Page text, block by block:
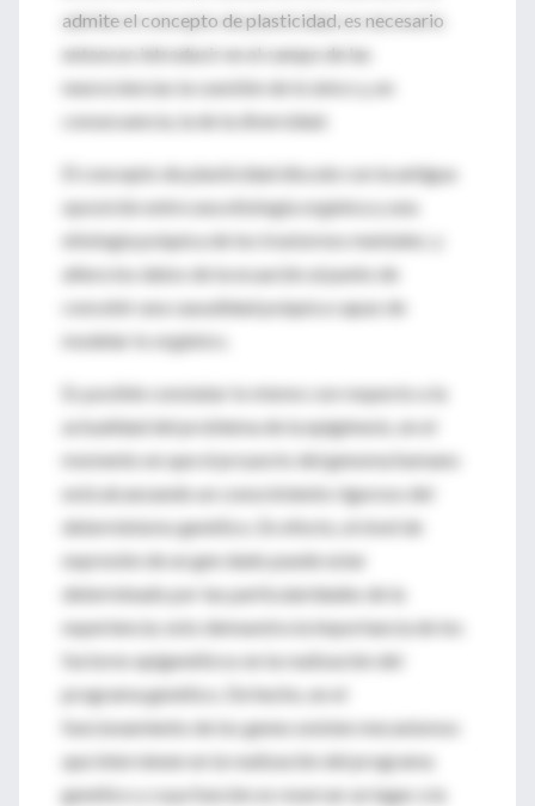
admite el concepto de plasticidad, es necesario
entonces introducir en el campo de las
neurociencias la cuestión de lo único y, en
consecuencia, la de la diversidad.
El concepto de plasticidad discute con la antigua
oposición entre una etiología orgánica y una
etiología psíquica de los trastornos mentales; y
altera los datos de la ecuación al punto de
concebir una causalidad psíquica capaz de
modelar lo orgánico.
Es posible constatar lo mismo con respecto a la
actualidad del problema de la epigénesis, en el
momento en que el proyecto del genoma humano
está alcanzando un conocimiento riguroso del
determinismo genético. En efecto, el nivel de
expresión de un gen dado puede estar
determinado por las particularidades de la
experiencia; esto demuestra la importancia de los
factores epigenéticos en la realización del
programa genético. De hecho, en el
funcionamiento de los genes existen mecanismos
que intervienen en la realización del programa
genético y cuya función es reservar un lugar a la